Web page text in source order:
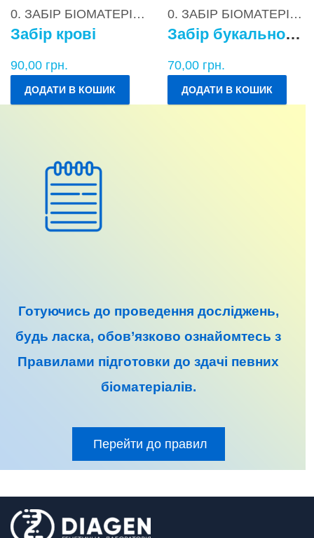
0. ЗАБІР БІОМАТЕРІАЛІВ
Забір крові
90,00 грн.
ДОДАТИ В КОШИК
0. ЗАБІР БІОМАТЕРІАЛІВ
Забір букального епітелію
70,00 грн.
ДОДАТИ В КОШИК
Готуючись до проведення досліджень,
будь ласка, обов’язково ознайомтесь з
Правилами підготовки до здачі певних
біоматеріалів.
Перейти до правил